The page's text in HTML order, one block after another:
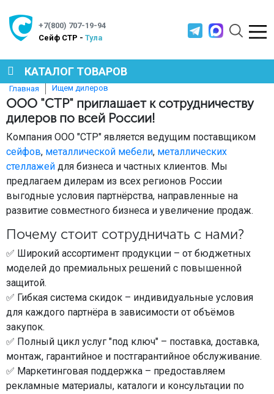
+7(800) 707-19-94
Cейф СТР - Тула
КАТАЛОГ ТОВАРОВ
СЕЙФЫ
МЕТАЛЛИЧЕСКАЯ МЕБЕЛЬ
МЕТАЛЛИЧЕСКИЕ СТЕЛЛАЖИ
ПРОИЗВОДСТВЕННАЯ МЕБЕЛЬ
Главная Ищем дилеров
ООО "СТР" приглашает к сотрудничеству
дилеров по всей России!
Компания ООО "СТР" является ведущим поставщиком
сейфов, металлической мебели, металлических
стеллажей для бизнеса и частных клиентов. Мы
предлагаем дилерам из всех регионов России
выгодные условия партнёрства, направленные на
развитие совместного бизнеса и увеличение продаж.
Почему стоит сотрудничать с нами?
✅ Широкий ассортимент продукции – от бюджетных
моделей до премиальных решений с повышенной
защитой.
✅ Гибкая система скидок – индивидуальные условия
для каждого партнёра в зависимости от объёмов
закупок.
✅ Полный цикл услуг "под ключ" – поставка, доставка,
монтаж, гарантийное и постгарантийное обслуживание.
✅ Маркетинговая поддержка – предоставляем
рекламные материалы, каталоги и консультации по